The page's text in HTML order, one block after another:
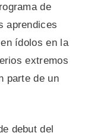
de
aprendices
ídolos en la
extremos
parte de un
debut del